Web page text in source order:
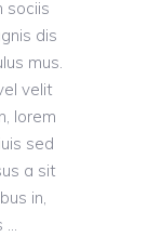
sociis
dis
mus.
velit
lorem
sed
a sit
in,